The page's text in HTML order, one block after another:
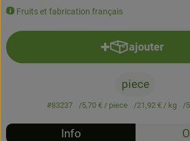
Fruits et fabrication français
ajouter
Ajouter le
piece
#83237 5,70 € / piece 21,92 € / kg
Info